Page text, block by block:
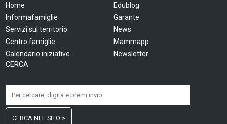
Home
Informafamiglie
Servizi sul territorio
Centro famiglie
Calendario iniziative
Edublog
Garante
News
Mammapp
Newsletter
CERCA
CERCA NEL SITO >